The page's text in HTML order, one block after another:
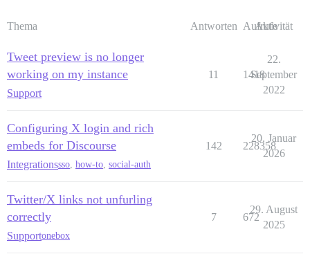
Thema Antworten Aufrufe
Aktivität
Tweet preview is no longer
working on my instance
Support
11 1418
22.
September
2022
Configuring X login and rich
embeds for Discourse
Integrationssso, how-to, social-auth
142 228358
20. Januar
2026
Twitter/X links not unfurling
correctly
Supportonebox
7 672
29. August
2025